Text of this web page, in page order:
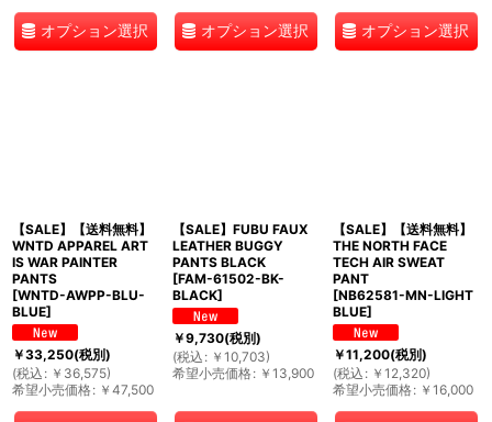
オプション選択 オプション選択 オプション選択
【SALE】【送料無料】
WNTD APPAREL ART
IS WAR PAINTER
PANTS
[WNTD-AWPP-BLU-
BLUE]
￥33,250(税別)
(税込 : ￥ 36,575)
希望小売価格: ￥ 47,500
【SALE】FUBU FAUX
LEATHER BUGGY
PANTS BLACK
[FAM-61502-BK-
BLACK]
￥9,730(税別)
(税込 : ￥ 10,703)
希望小売価格: ￥ 13,900
【SALE】【送料無料】
THE NORTH FACE
TECH AIR SWEAT
PANT
[NB62581-MN-LIGHT
BLUE]
￥11,200(税別)
(税込 : ￥ 12,320)
希望小売価格: ￥ 16,000